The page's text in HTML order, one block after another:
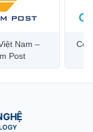
Nam –
Post